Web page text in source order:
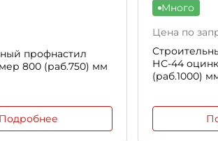
профнастил
800 (раб.750) мм
Подробнее
Много
Цена по
НС-44
(раб.1000)